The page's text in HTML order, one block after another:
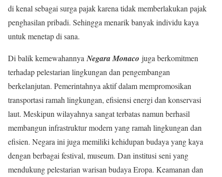
di kenal sebagai surga pajak karena tidak memberlakukan pajak
penghasilan pribadi. Sehingga menarik banyak individu kaya
untuk menetap di sana.
Di balik kemewahannya Negara Monaco juga berkomitmen
terhadap pelestarian lingkungan dan pengembangan
berkelanjutan. Pemerintahnya aktif dalam mempromosikan
transportasi ramah lingkungan, efisiensi energi dan konservasi
laut. Meskipun wilayahnya sangat terbatas namun berhasil
membangun infrastruktur modern yang ramah lingkungan dan
efisien. Negara ini juga memiliki kehidupan budaya yang kaya
dengan berbagai festival, museum. Dan institusi seni yang
mendukung pelestarian warisan budaya Eropa. Keamanan dan